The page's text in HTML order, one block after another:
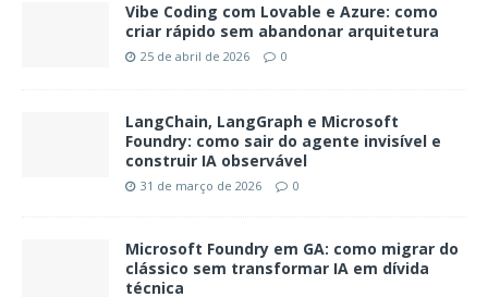
Vibe Coding com Lovable e Azure: como
criar rápido sem abandonar arquitetura
25 de abril de 2026 0
LangChain, LangGraph e Microsoft
Foundry: como sair do agente invisível e
construir IA observável
31 de março de 2026 0
Microsoft Foundry em GA: como migrar do
clássico sem transformar IA em dívida
técnica